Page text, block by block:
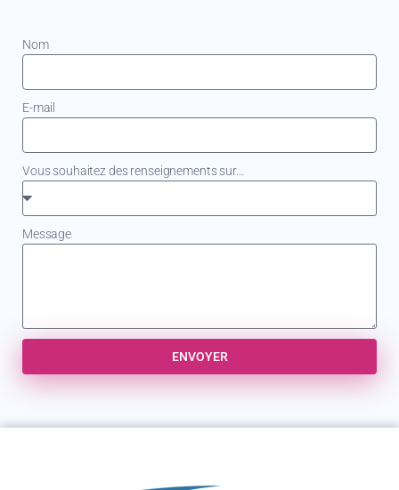
Nom
E-mail
Vous souhaitez des renseignements sur...
Message
ENVOYER